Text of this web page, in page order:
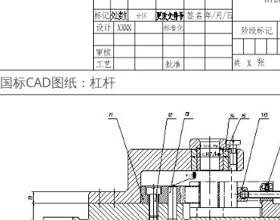
标CAD图纸：杠杆